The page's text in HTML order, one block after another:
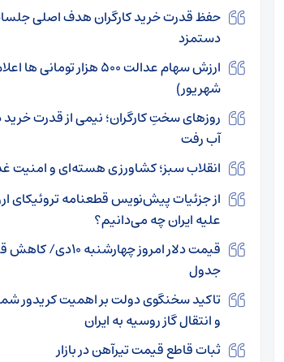
حفظ قدرت خرید کارگران هدف اصلی
دستمزد
شهریور)
آب رفت
انقلاب سبز؛ کشاورزی هسته‌ای و امنیت
از جزئیات پیش‌نویس قطعنامه تروئیکای
علیه ایران چه می‌دانیم؟
قیمت دلار امروز چهارشنبه
جدول
تاکید سخنگوی دولت بر اهمیت کریدور
و انتقال گاز روسیه به ایران
ثبات قاطع قیمت تیرآهن در بازار